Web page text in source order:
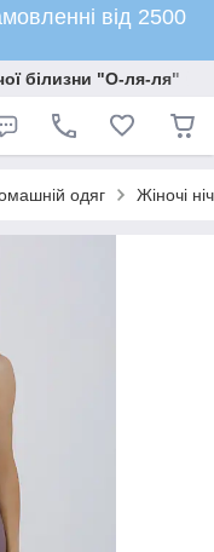
від 2500
білизни "О-ля-ля"
одяг Жіночі